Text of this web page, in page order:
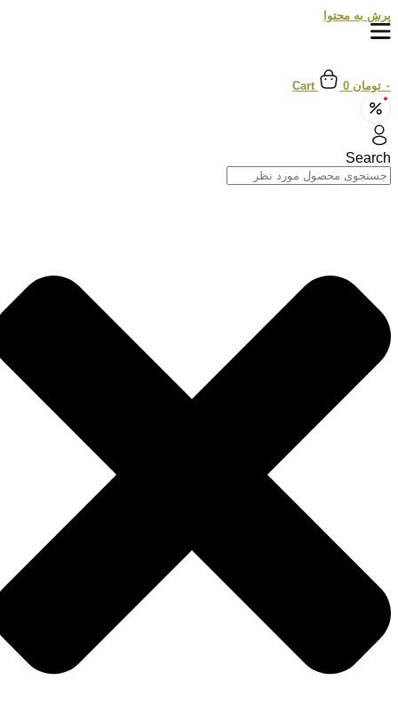
پرش به محتوا
تومان 0
Cart
Search